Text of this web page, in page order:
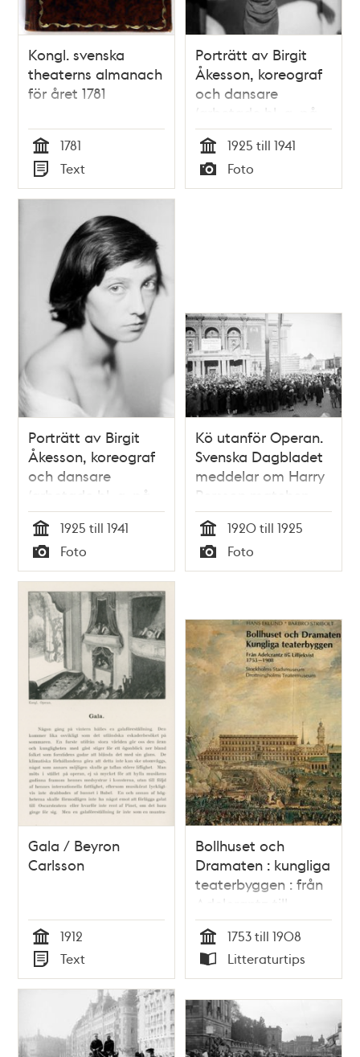
Kongl. svenska
theaterns almanach
för året 1781
Tid
1781
Typ
Text
Porträtt av Birgit
Åkesson, koreograf
och dansare
(arbetade bl. a. på
Kungliga Operan i
Stockholm på 1950-
talet).
Tid
1925 till 1941
Typ
Foto
Porträtt av Birgit
Åkesson, koreograf
och dansare
(arbetade bl. a. på
Kungliga Operan i
Stockholm på 1950-
talet)
Tid
1925 till 1941
Typ
Foto
Kö utanför Operan.
Svenska Dagbladet
meddelar om Harry
Persson matchen
Tid
1920 till 1925
Typ
Foto
Gala / Beyron
Carlsson
Tid
1912
Typ
Text
Bollhuset och
Dramaten : kungliga
teaterbyggen : från
Adelcrantz till
Lilljekvist : 1753-1908
/ Hans Eklund,
Barbro Stribolt
Tid
1753 till 1908
Typ
Litteraturtips